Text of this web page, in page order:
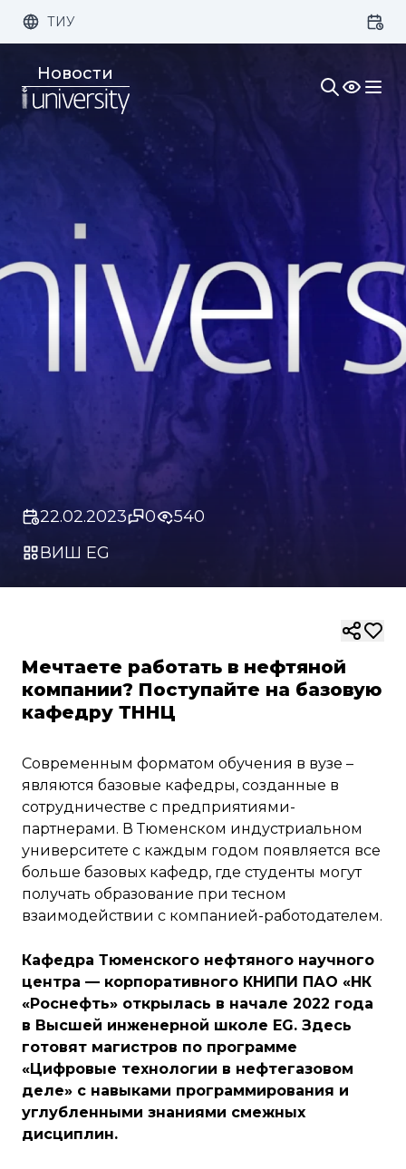
Размер шрифта: Цвет:
Изображения:
Озвучивание:
ТИУ
Новости
22.02.2023 0
540
ВИШ EG
Мечтаете работать в нефтяной
компании? Поступайте на базовую
кафедру ТННЦ
Современным форматом обучения в вузе –
являются базовые кафедры, созданные в
сотрудничестве с предприятиями-
партнерами. В Тюменском индустриальном
университете с каждым годом появляется все
больше базовых кафедр, где студенты могут
получать образование при тесном
взаимодействии с компанией-работодателем.
Кафедра Тюменского нефтяного научного
центра — корпоративного КНИПИ ПАО «НК
«Роснефть» открылась в начале 2022 года
в Высшей инженерной школе EG. Здесь
готовят магистров по программе
«Цифровые технологии в нефтегазовом
деле» с навыками программирования и
углубленными знаниями смежных
дисциплин.